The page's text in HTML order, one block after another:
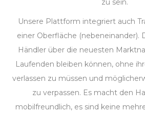
zu sein.
Unsere Plattform integriert auch
einer Oberfläche (nebeneinander).
Händler über die neuesten
Laufenden bleiben können, ohne
verlassen zu müssen und
zu verpassen. Es macht den
mobilfreundlich, es sind keine